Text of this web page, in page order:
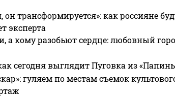
трансформируется»: как россияне
эксперта
а кому разобьют сердце: любовный
сегодня выглядит Пуговка из
гуляем по местам съемок